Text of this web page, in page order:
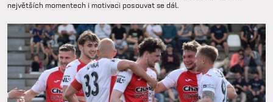
největších momentech i motivaci posouvat se dál.